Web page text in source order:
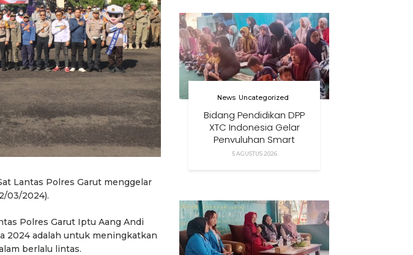
Lantas Polres Garut menggelar
03/2024).
Polres Garut Iptu Aang Andi
2024 adalah untuk meningkatkan
berlalu lintas.
News Uncategorized
Bidang Pendidikan DPP
XTC Indonesia Gelar
Penyuluhan Smart
Parenting Di Desa
5 AGUSTUS 2026